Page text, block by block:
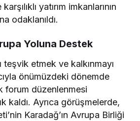
yatırım imkanlarının
odaklanıldı.
Yoluna Destek
teşvik etmek ve kalkınmayı
önümüzdeki dönemde
forum düzenlenmesi
kaldı. Ayrıca görüşmelerde,
Karadağ’ın Avrupa Birliği